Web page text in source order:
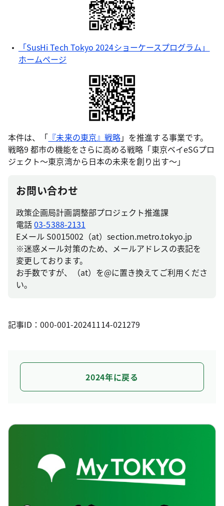
「SusHi Tech Tokyo 2024ショーケースプログラム」
ホームページ
本件は、「 『未来の東京』戦略」を推進する事業です。
戦略9 都市の機能をさらに高める戦略「東京ベイeSGプロ
ジェクト～東京湾から日本の未来を創り出す～」
お問い合わせ
政策企画局計画調整部プロジェクト推進課
電話03-5388-2131
Eメール S0015002（at）section.metro.tokyo.jp
※迷惑メール対策のため、メールアドレスの表記を
変更しております。
お手数ですが、（at）を@に置き換えてご利用くださ
い。
記事ID：000-001-20241114-021279
2024年に戻る